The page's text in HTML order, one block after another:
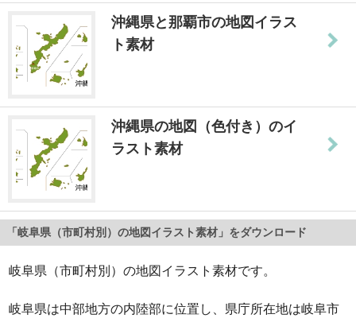
沖縄県と那覇市の地図イラス
ト素材
沖縄県の地図（色付き）のイ
ラスト素材
「岐阜県（市町村別）の地図イラスト素材」をダウンロード
岐阜県（市町村別）の地図イラスト素材です。
岐阜県は中部地方の内陸部に位置し、県庁所在地は岐阜市